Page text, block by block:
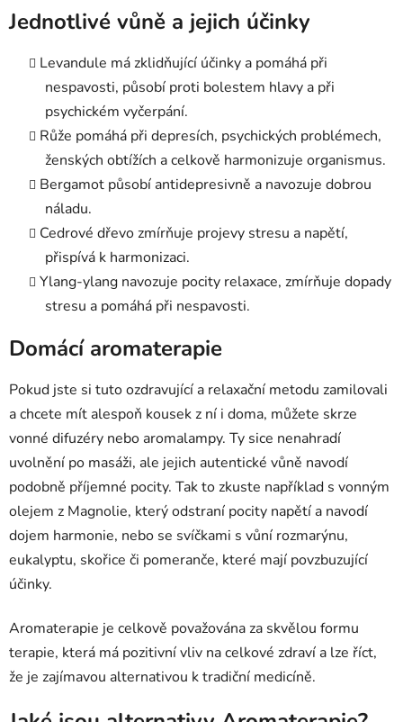
Jednotlivé vůně a jejich účinky
Levandule má zklidňující účinky a pomáhá při
nespavosti, působí proti bolestem hlavy a při
psychickém vyčerpání.
Růže pomáhá při depresích, psychických problémech,
ženských obtížích a celkově harmonizuje organismus.
Bergamot působí antidepresivně a navozuje dobrou
náladu.
Cedrové dřevo zmírňuje projevy stresu a napětí,
přispívá k harmonizaci.
Ylang-ylang navozuje pocity relaxace, zmírňuje dopady
stresu a pomáhá při nespavosti.
Domácí aromaterapie
Pokud jste si tuto ozdravující a relaxační metodu zamilovali
a chcete mít alespoň kousek z ní i doma, můžete skrze
vonné difuzéry nebo aromalampy. Ty sice nenahradí
uvolnění po masáži, ale jejich autentické vůně navodí
podobně příjemné pocity. Tak to zkuste například s vonným
olejem z Magnolie, který odstraní pocity napětí a navodí
dojem harmonie, nebo se svíčkami s vůní rozmarýnu,
eukalyptu, skořice či pomeranče, které mají povzbuzující
účinky.
Aromaterapie je celkově považována za skvělou formu
terapie, která má pozitivní vliv na celkové zdraví a lze říct,
že je zajímavou alternativou k tradiční medicíně.